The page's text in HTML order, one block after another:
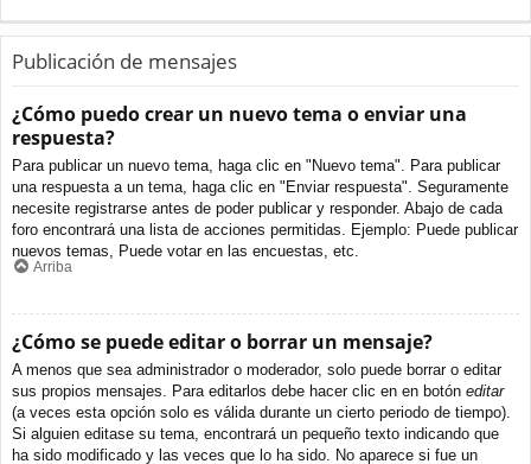
Publicación de mensajes
¿Cómo puedo crear un nuevo tema o enviar una
respuesta?
Para publicar un nuevo tema, haga clic en "Nuevo tema". Para publicar
una respuesta a un tema, haga clic en "Enviar respuesta". Seguramente
necesite registrarse antes de poder publicar y responder. Abajo de cada
foro encontrará una lista de acciones permitidas. Ejemplo: Puede publicar
nuevos temas, Puede votar en las encuestas, etc.
Arriba
¿Cómo se puede editar o borrar un mensaje?
A menos que sea administrador o moderador, solo puede borrar o editar
sus propios mensajes. Para editarlos debe hacer clic en en botón editar
(a veces esta opción solo es válida durante un cierto periodo de tiempo).
Si alguien editase su tema, encontrará un pequeño texto indicando que
ha sido modificado y las veces que lo ha sido. No aparece si fue un